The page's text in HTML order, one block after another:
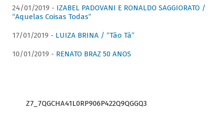
24/01/2019 - IZABEL PADOVANI E RONALDO SAGGIORATO /
“Aquelas Coisas Todas”
17/01/2019 - LUIZA BRINA / “Tão Tá”
10/01/2019 - RENATO BRAZ 50 ANOS
Z7_7QGCHA41L0RP906P422Q9QGGQ3